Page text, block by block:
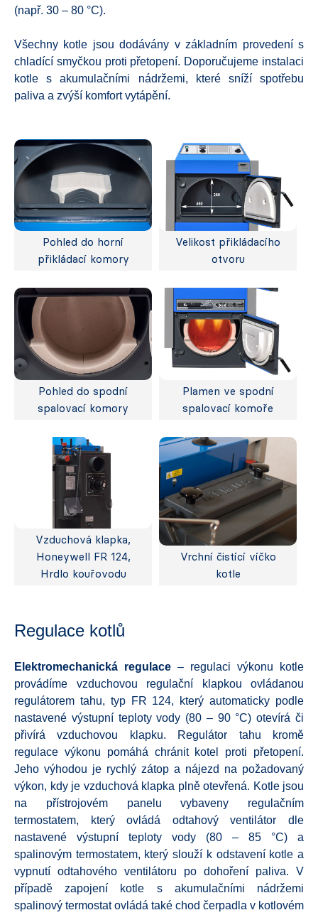
(např. 30 – 80 °C).
Všechny kotle jsou dodávány v základním provedení s
chladící smyčkou proti přetopení. Doporučujeme instalaci
kotle s akumulačními nádržemi, které sníží spotřebu
paliva a zvýší komfort vytápění.
Pohled do horní
přikládací komory
Velikost přikládacího
otvoru
Pohled do spodní
spalovací komory
Plamen ve spodní
spalovací komoře
Vzduchová klapka,
Honeywell FR 124,
Hrdlo kouřovodu
Vrchní čistící víčko
kotle
Regulace kotlů
Elektromechanická regulace – regulaci výkonu kotle
provádíme vzduchovou regulační klapkou ovládanou
regulátorem tahu, typ FR 124, který automaticky podle
nastavené výstupní teploty vody (80 – 90 °C) otevírá či
přivírá vzduchovou klapku. Regulátor tahu kromě
regulace výkonu pomáhá chránit kotel proti přetopení.
Jeho výhodou je rychlý zátop a nájezd na požadovaný
výkon, kdy je vzduchová klapka plně otevřená. Kotle jsou
na přístrojovém panelu vybaveny regulačním
termostatem, který ovládá odtahový ventilátor dle
nastavené výstupní teploty vody (80 – 85 °C) a
spalinovým termostatem, který slouží k odstavení kotle a
vypnutí odtahového ventilátoru po dohoření paliva. V
případě zapojení kotle s akumulačními nádržemi
spalinový termostat ovládá také chod čerpadla v kotlovém